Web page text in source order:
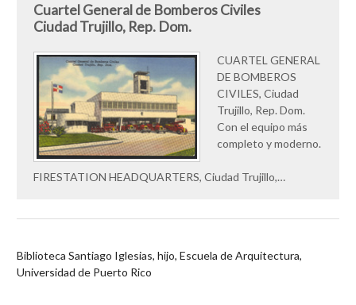
Cuartel General de Bomberos Civiles
Ciudad Trujillo, Rep. Dom.
CUARTEL GENERAL
DE BOMBEROS
CIVILES, Ciudad
Trujillo, Rep. Dom.
Con el equipo más
completo y moderno.
FIRESTATION HEADQUARTERS, Ciudad Trujillo,…
Biblioteca Santiago Iglesias, hijo, Escuela de Arquitectura,
Universidad de Puerto Rico